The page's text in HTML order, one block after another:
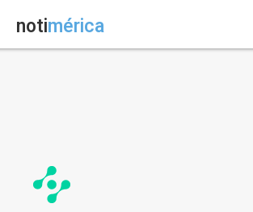
notimérica